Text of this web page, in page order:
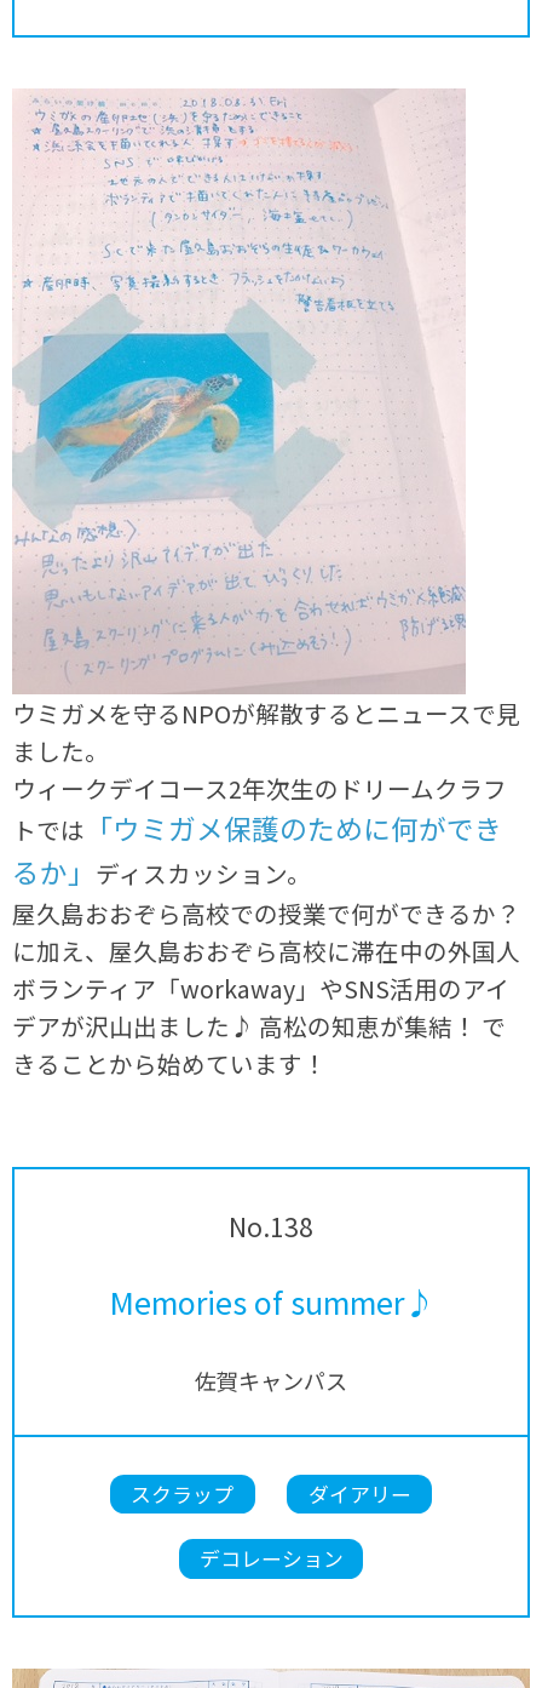
ウミガメを守るNPOが解散するとニュースで見
ました。
ウィークデイコース2年次生のドリームクラフ
トでは 「ウミガメ保護のために何ができ
るか」 ディスカッション。
屋久島おおぞら高校での授業で何ができるか？
に加え、屋久島おおぞら高校に滞在中の外国人
ボランティア「workaway」やSNS活用のアイ
デアが沢山出ました♪ 高松の知恵が集結！ で
きることから始めています！
No.138
Memories of summer♪
佐賀キャンパス
スクラップ ダイアリー
デコレーション